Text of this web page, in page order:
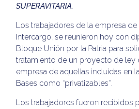
SUPERAVITARIA.
Los trabajadores de la empresa
Intercargo, se reunieron hoy con
Bloque Unión por la Patria para
tratamiento de un proyecto de ley
empresa de aquellas incluidas en
Bases como “privatizables”.
Los trabajadores fueron recibidos